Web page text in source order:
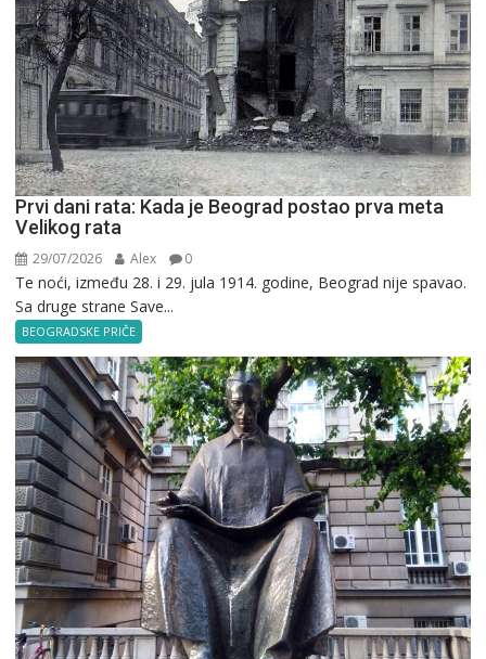
Prvi dani rata: Kada je Beograd postao prva meta
Velikog rata
29/07/2026 Alex 0
Te noći, između 28. i 29. jula 1914. godine, Beograd nije spavao.
Sa druge strane Save...
BEOGRADSKE PRIČE